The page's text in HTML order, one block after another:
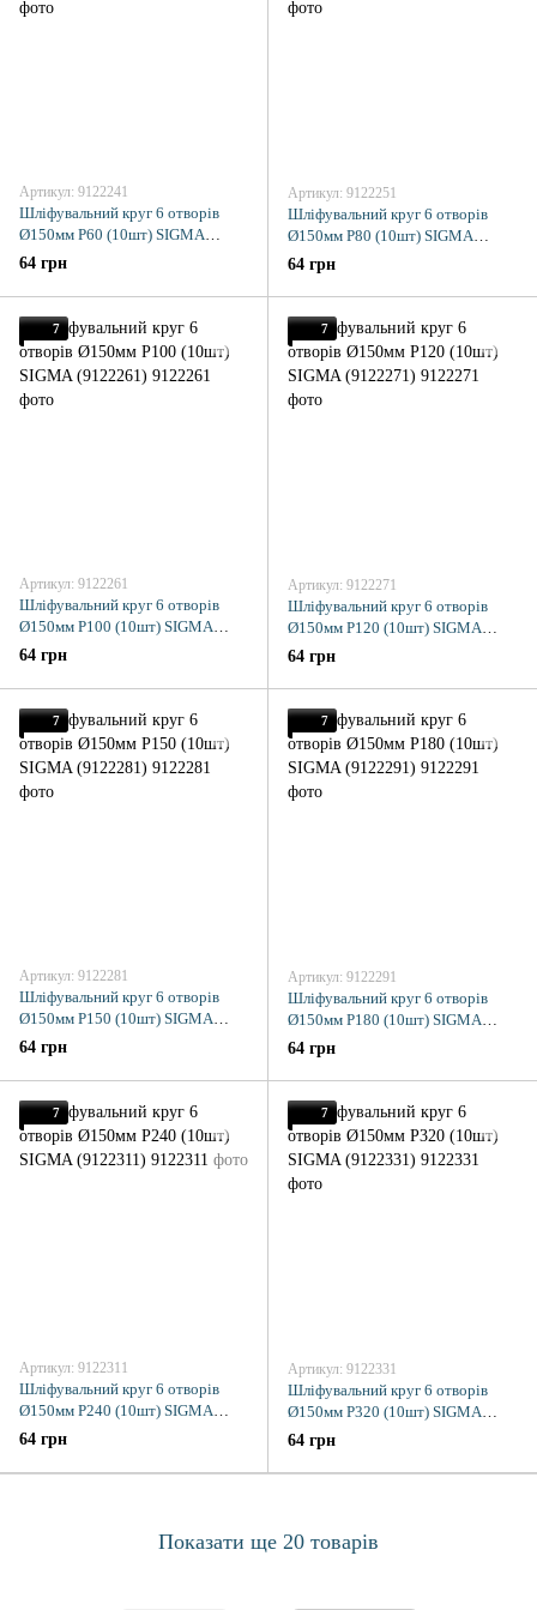
Артикул: 9122241
Шліфувальний круг 6 отворів
Ø150мм P60 (10шт) SIGMA
(9122241)
64 грн
Артикул: 9122251
Шліфувальний круг 6 отворів
Ø150мм P80 (10шт) SIGMA
(9122251)
64 грн
7
Артикул: 9122261
Шліфувальний круг 6 отворів
Ø150мм P100 (10шт) SIGMA
(9122261)
64 грн
7
Артикул: 9122271
Шліфувальний круг 6 отворів
Ø150мм P120 (10шт) SIGMA
(9122271)
64 грн
7
Артикул: 9122281
Шліфувальний круг 6 отворів
Ø150мм P150 (10шт) SIGMA
(9122281)
64 грн
7
Артикул: 9122291
Шліфувальний круг 6 отворів
Ø150мм P180 (10шт) SIGMA
(9122291)
64 грн
7
Артикул: 9122311
Шліфувальний круг 6 отворів
Ø150мм P240 (10шт) SIGMA
(9122311)
64 грн
7
Артикул: 9122331
Шліфувальний круг 6 отворів
Ø150мм P320 (10шт) SIGMA
(9122331)
64 грн
Показати ще 20 товарів